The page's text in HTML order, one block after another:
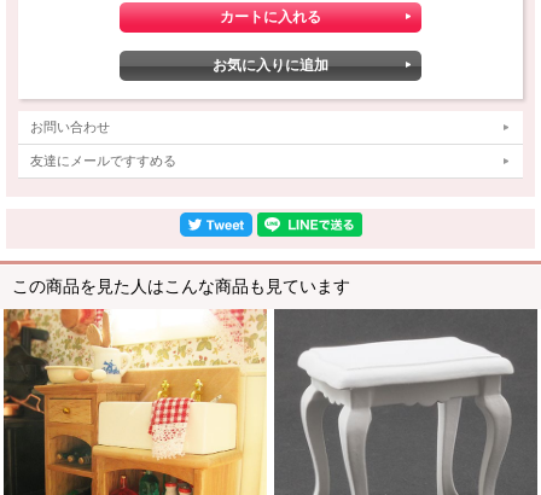
お問い合わせ
友達にメールですすめる
この商品を見た人はこんな商品も見ています